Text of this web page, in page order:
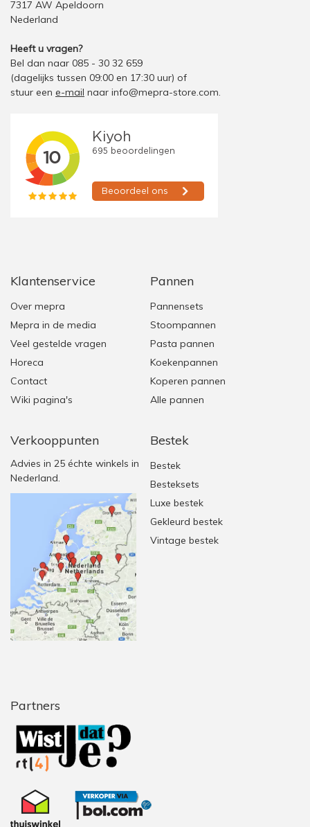
7317 AW Apeldoorn
Nederland
Heeft u vragen?
Bel dan naar 085 - 30 32 659
(dagelijks tussen 09:00 en 17:30 uur) of
stuur een e-mail naar info@mepra-store.com.
Klantenservice
Over mepra
Mepra in de media
Veel gestelde vragen
Horeca
Contact
Wiki pagina's
Verkooppunten
Advies in 25 échte winkels in
Nederland.
Pannen
Pannensets
Stoompannen
Pasta pannen
Koekenpannen
Koperen pannen
Alle pannen
Bestek
Bestek
Besteksets
Luxe bestek
Gekleurd bestek
Vintage bestek
Partners